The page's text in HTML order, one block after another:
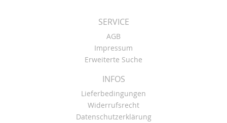
SERVICE
AGB
Impressum
Erweiterte Suche
INFOS
Lieferbedingungen
Widerrufsrecht
Datenschutzerklärung